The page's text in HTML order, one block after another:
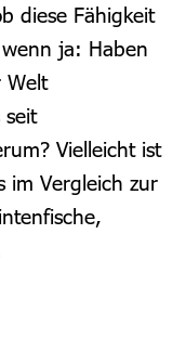
diese Fähigkeit
ja: Haben
Welt
Vielleicht ist
im Vergleich zur